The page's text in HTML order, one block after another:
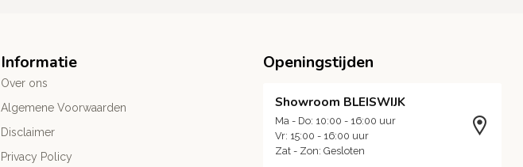
Informatie
Over ons
Algemene Voorwaarden
Disclaimer
Privacy Policy
Openingstijden
Showroom BLEISWIJK
Ma - Do: 10:00 - 16:00 uur
Vr: 15:00 - 16:00 uur
Zat - Zon: Gesloten